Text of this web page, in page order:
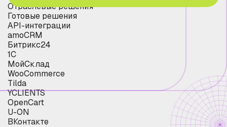
Отраслевые решения
Готовые решения
API-интеграции
amoCRM
Битрикс24
1С
МойСклад
WooCommerce
Tilda
YCLIENTS
OpenCart
U-ON
ВКонтакте